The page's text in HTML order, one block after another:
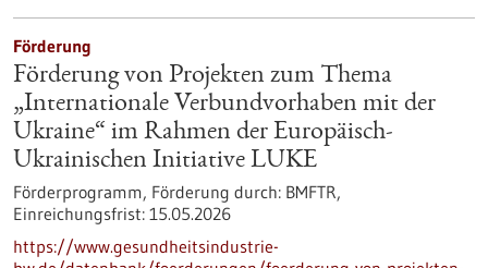
Förderung
Förderung von Projekten zum Thema
„Internationale Verbundvorhaben mit der
Ukraine“ im Rahmen der Europäisch-
Ukrainischen Initiative LUKE
Förderprogramm, Förderung durch: BMFTR,
Einreichungsfrist: 15.05.2026
https://www.gesundheitsindustrie-